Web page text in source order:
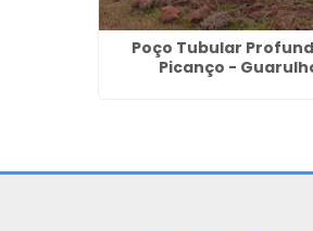
Poço Tubular
Picanço -